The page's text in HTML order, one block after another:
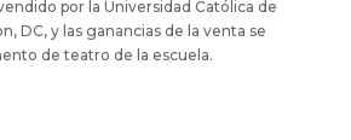
por la Universidad Católica de
DC, y las ganancias de la venta se
de teatro de la escuela.